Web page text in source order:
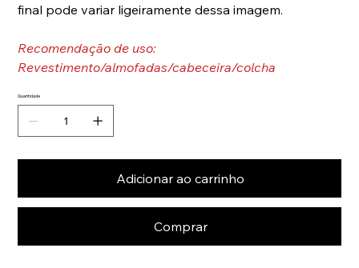
final pode variar ligeiramente dessa imagem.
Recomendação de uso:
Revestimento/almofadas/cabeceira/colcha
Quantidade
Adicionar ao carrinho
Comprar